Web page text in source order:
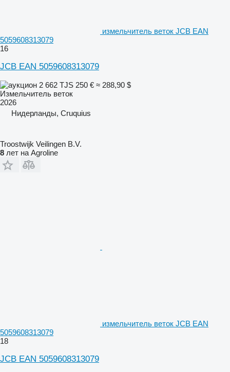
измельчитель веток JCB EAN
5059608313079
16
JCB EAN 5059608313079
2 662 TJS 250 € ≈ 288,90 $
Измельчитель веток
2026
Нидерланды, Cruquius
Troostwijk Veilingen B.V.
8 лет на Agroline
измельчитель веток JCB EAN
5059608313079
18
JCB EAN 5059608313079